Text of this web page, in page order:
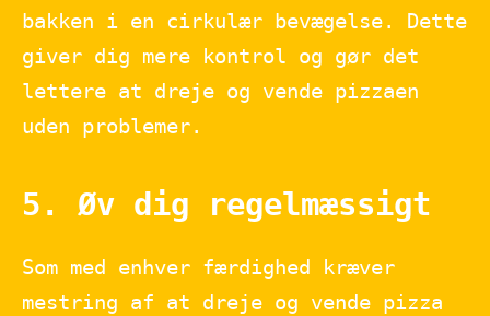
bakken i en cirkulær bevægelse. Dette
giver dig mere kontrol og gør det
lettere at dreje og vende pizzaen
uden problemer.
5. Øv dig regelmæssigt
Som med enhver færdighed kræver
mestring af at dreje og vende pizza